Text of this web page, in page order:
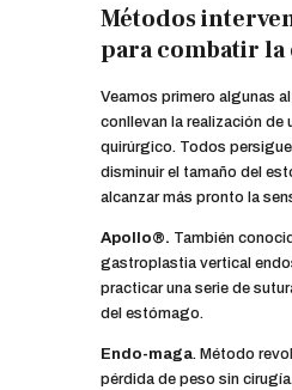
Métodos
para combatir la
Veamos primero algunas
conllevan la realización de
quirúrgico. Todos
disminuir el tamaño del
alcanzar más pronto la
Apollo®. También
gastroplastia vertical
practicar una serie de
del estómago.
Endo-maga. Método
pérdida de peso sin